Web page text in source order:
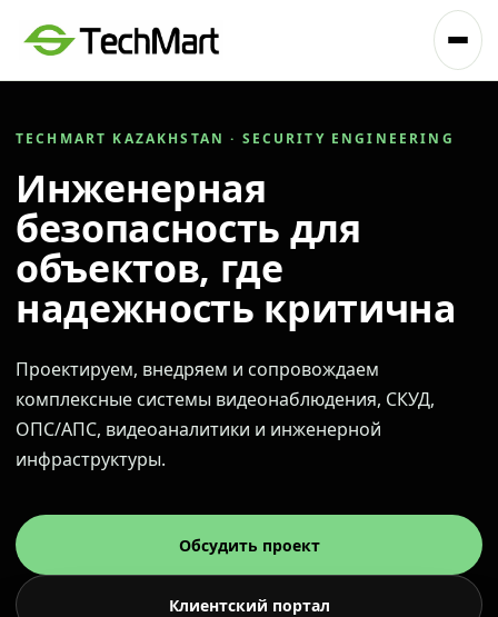
TECHMART KAZAKHSTAN · SECURITY ENGINEERING
Инженерная
безопасность для
объектов, где
надежность критична
Проектируем, внедряем и сопровождаем
комплексные системы видеонаблюдения, СКУД,
ОПС/АПС, видеоаналитики и инженерной
инфраструктуры.
Обсудить проект
Клиентский портал